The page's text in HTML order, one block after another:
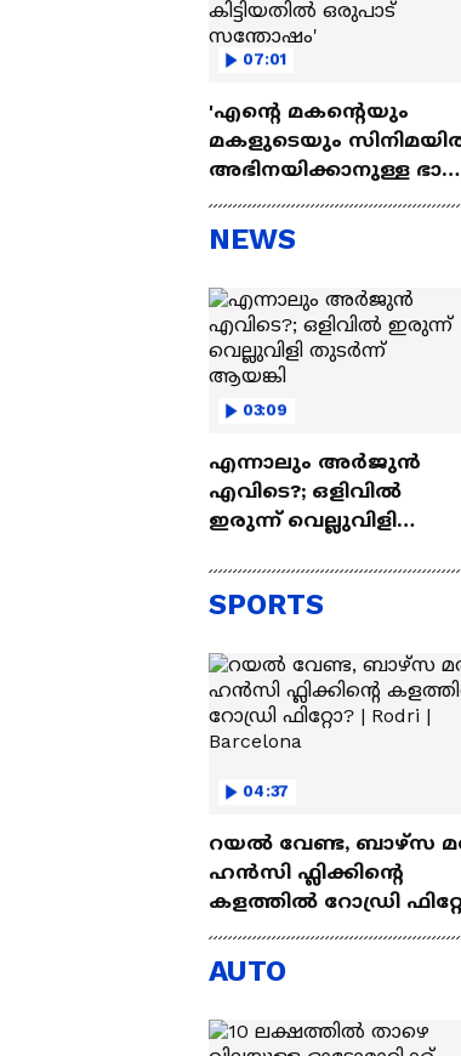
07:01
'എന്റെ മകന്റെയും
മകളുടെയും
അഭിനയിക്കാനുള്ള ഭാഗ്യം
കിട്ടിയതിൽ ഒരുപാട്
സന്തോഷം'
NEWS
03:09
എന്നാലും അർജുൻ
എവിടെ?; ഒളിവിൽ
ഇരുന്ന് വെല്ലുവിളി
SPORTS
04:37
റയല്‍ വേണ്ട, ബാഴ്‌സ
ഹൻസി ഫ്ലിക്കിന്റെ
കളത്തില്‍ റോഡ്രി
AUTO